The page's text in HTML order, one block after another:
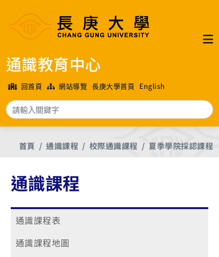
通識教育中心
回首頁 網站導覽 長庚大學首頁 English
搜尋
首頁 通識課程 校際通識課程 夏季學院採認課程
通識課程
通識課程表
通識課程地圖